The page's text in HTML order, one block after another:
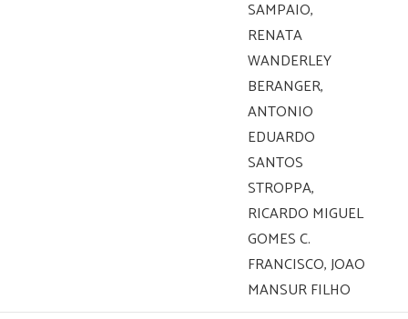
SAMPAIO,
RENATA
WANDERLEY
BERANGER,
ANTONIO
EDUARDO
SANTOS
STROPPA,
RICARDO MIGUEL
GOMES C.
FRANCISCO, JOAO
MANSUR FILHO